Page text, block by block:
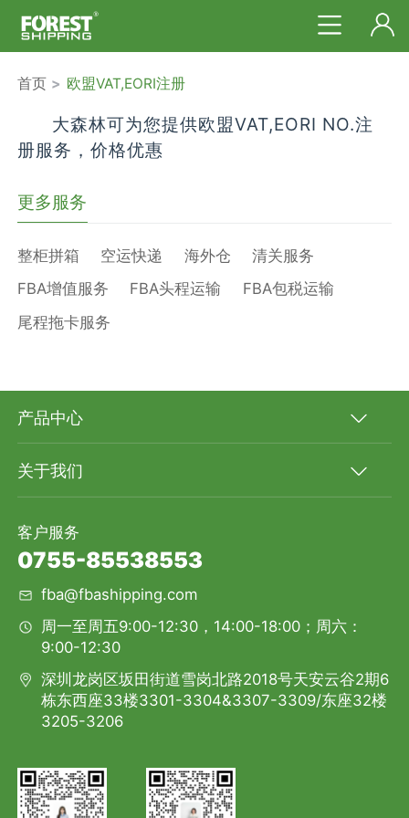
首页 > 欧盟VAT,EORI注册
大森林可为您提供欧盟VAT,EORI NO.注
册服务，价格优惠
更多服务
整柜拼箱 空运快递 海外仓
清关服务
FBA增值服务
FBA头程运输
FBA包税运输
尾程拖卡服务
产品中心
关于我们
客户服务
0755-85538553
fba@fbashipping.com
周一至周五9:00-12:30，14:00-18:00；周六：
9:00-12:30
深圳龙岗区坂田街道雪岗北路2018号天安云谷2期6
栋东西座33楼3301-3304&3307-3309/东座32楼
3205-3206